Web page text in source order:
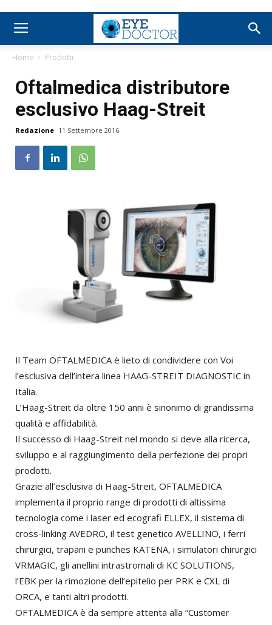
Home Prodotti
Oftalmedica distributore
esclusivo Haag-Streit
Redazione 11 Settembre 2016
Il Team OFTALMEDICA è lieto di condividere con Voi
l’esclusiva dell’intera linea HAAG-STREIT DIAGNOSTIC in
Italia.
L’Haag-Streit da oltre 150 anni è sinonimo di grandissima
qualità e affidabilità.
Il successo di Haag-Streit nel mondo si deve alla ricerca,
sviluppo e al raggiungimento della perfezione dei propri
prodotti.
Grazie all’esclusiva di Haag-Streit, OFTALMEDICA
implementa il proprio range di prodotti di altissima
tecnologia come i laser ed ecografi ELLEX, il sistema di
cross-linking AVEDRO, il test genetico AVELLINO, i ferri
chirurgici, trapani e punches KATENA, i simulatori chirurgici
VRMAGIC, gli anellini intrastromali di KC SOLUTIONS,
l’EBK per la rimozione dell’epitelio per PRK e CXL di
ORCA, e tanti altri prodotti.
OFTALMEDICA è da sempre attenta alla “Customer